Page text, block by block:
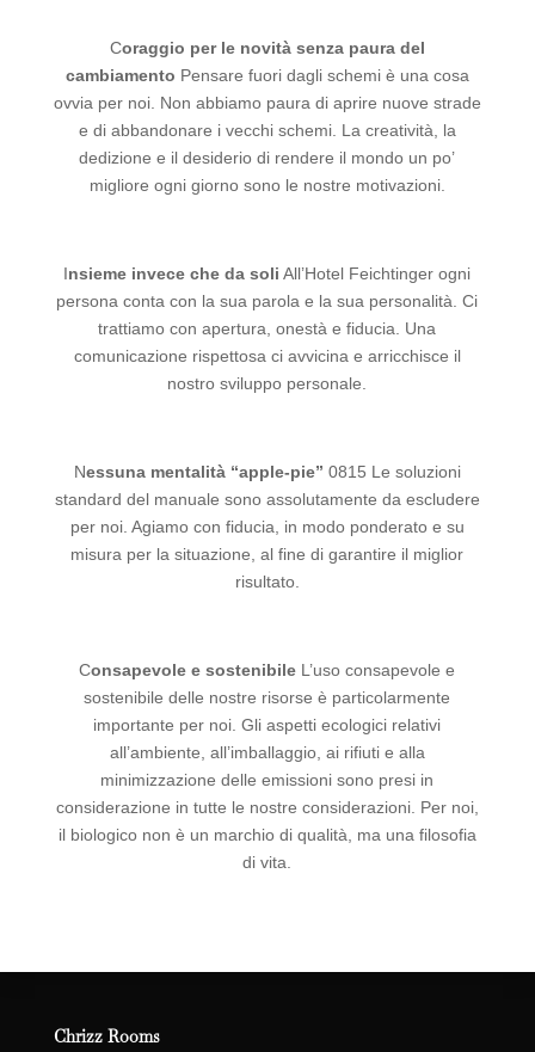
Coraggio per le novità senza paura del
cambiamento Pensare fuori dagli schemi è una cosa
ovvia per noi. Non abbiamo paura di aprire nuove strade
e di abbandonare i vecchi schemi. La creatività, la
dedizione e il desiderio di rendere il mondo un po’
migliore ogni giorno sono le nostre motivazioni.
Insieme invece che da soli All’Hotel Feichtinger ogni
persona conta con la sua parola e la sua personalità. Ci
trattiamo con apertura, onestà e fiducia. Una
comunicazione rispettosa ci avvicina e arricchisce il
nostro sviluppo personale.
Nessuna mentalità “apple-pie” 0815 Le soluzioni
standard del manuale sono assolutamente da escludere
per noi. Agiamo con fiducia, in modo ponderato e su
misura per la situazione, al fine di garantire il miglior
risultato.
Consapevole e sostenibile L’uso consapevole e
sostenibile delle nostre risorse è particolarmente
importante per noi. Gli aspetti ecologici relativi
all’ambiente, all’imballaggio, ai rifiuti e alla
minimizzazione delle emissioni sono presi in
considerazione in tutte le nostre considerazioni. Per noi,
il biologico non è un marchio di qualità, ma una filosofia
di vita.
Chrizz Rooms